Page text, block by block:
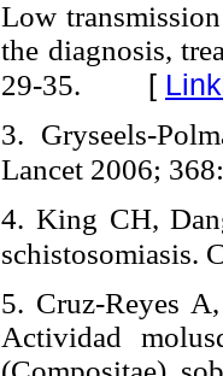
Low
the diagnosis,
29-35. [
3. Gryseels-
Lancet 2006;
4. King CH,
schistosomiasis.
5. Cruz-Reyes
Actividad